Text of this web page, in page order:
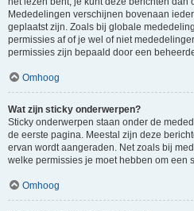
Mededelingen verschijnen bovenaan
geplaatst zijn. Zoals bij globale
permissies af of je wel of niet
permissies zijn bepaald door een
Omhoog
Wat zijn sticky onderwerpen?
Sticky onderwerpen staan onder de
de eerste pagina. Meestal zijn deze
ervan wordt aangeraden. Net zoals bij
welke permissies je moet hebben om een
Omhoog